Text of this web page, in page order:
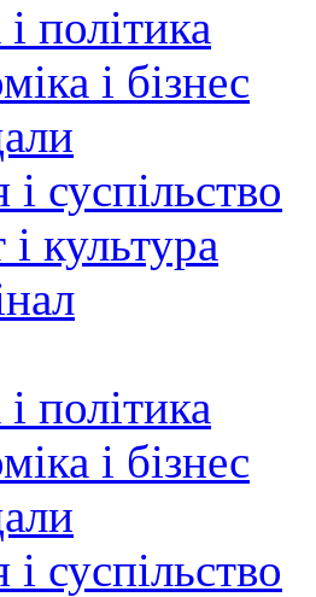
політика
і бізнес
суспільство
культура
політика
і бізнес
суспільство